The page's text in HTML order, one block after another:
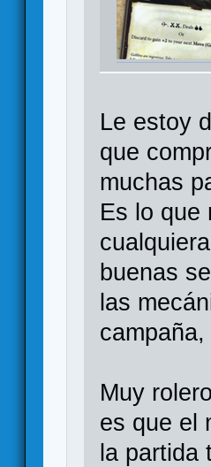
Le estoy
que
muchas
Es lo que
buenas
las
Muy
es que el
la